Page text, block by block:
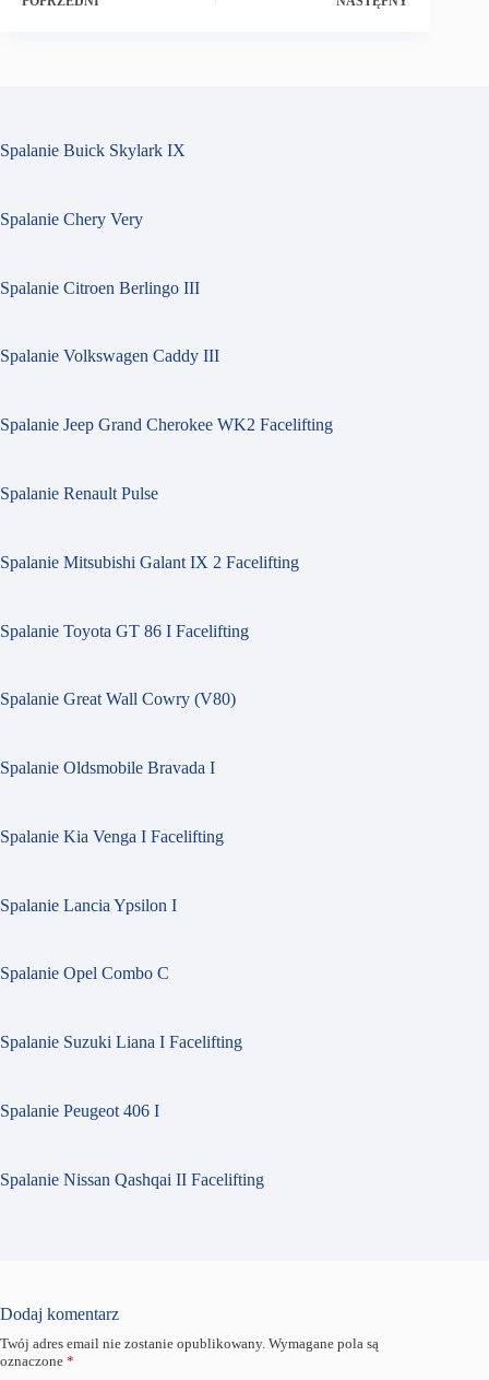
Spalanie Buick Skylark IX
Spalanie Chery Very
Spalanie Citroen Berlingo III
Spalanie Volkswagen Caddy III
Spalanie Jeep Grand Cherokee WK2 Facelifting
Spalanie Renault Pulse
Spalanie Mitsubishi Galant IX 2 Facelifting
Spalanie Toyota GT 86 I Facelifting
Spalanie Great Wall Cowry (V80)
Spalanie Oldsmobile Bravada I
Spalanie Kia Venga I Facelifting
Spalanie Lancia Ypsilon I
Spalanie Opel Combo C
Spalanie Suzuki Liana I Facelifting
Spalanie Peugeot 406 I
Spalanie Nissan Qashqai II Facelifting
Dodaj komentarz
Twój adres email nie zostanie opublikowany. Wymagane pola są
oznaczone *